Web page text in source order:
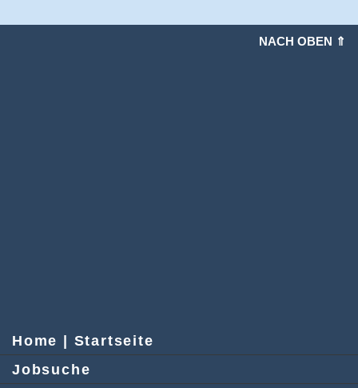
NACH OBEN ⇑
Home | Startseite
Jobsuche